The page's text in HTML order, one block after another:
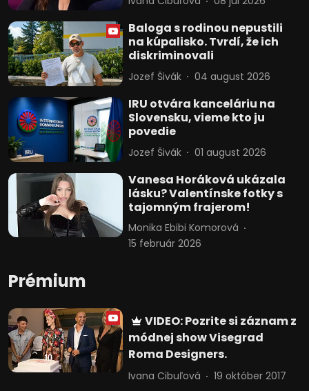
Baloga s rodinou nepustili
na kúpalisko. Tvrdí, že ich
diskriminovali
Jozef Šivák 04 august 2026
IRU otvára kanceláriu na
Slovensku, vieme kto ju
povedie
Jozef Šivák 01 august 2026
Vanesa Horáková ukázala
lásku? Valentínske fotky s
tajomným frajerom!
Monika Ebibi Komorová
15 február 2026
Prémium
VIDEO: Pozrite si záznam z
módnej show Visegrad
Roma Designers.
Ivana Cibuľová 19 október 2017